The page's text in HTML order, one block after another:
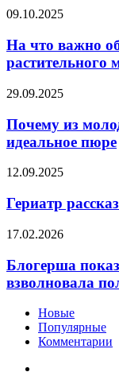
институт
На
важно
внимание
выборе
масла
09.10.2025
На что важно
растительного
Почему
молодого
картофеля
не
идеальное
29.09.2025
Почему из
идеальное пюре
Гериатр
как
дожить
до
100
лет
12.09.2025
Гериатр
Блогерша
светящуюся
грудь
и
пользователей
Сети
17.02.2026
Блогерша
взволновала
Новые
Популярные
Комментарии